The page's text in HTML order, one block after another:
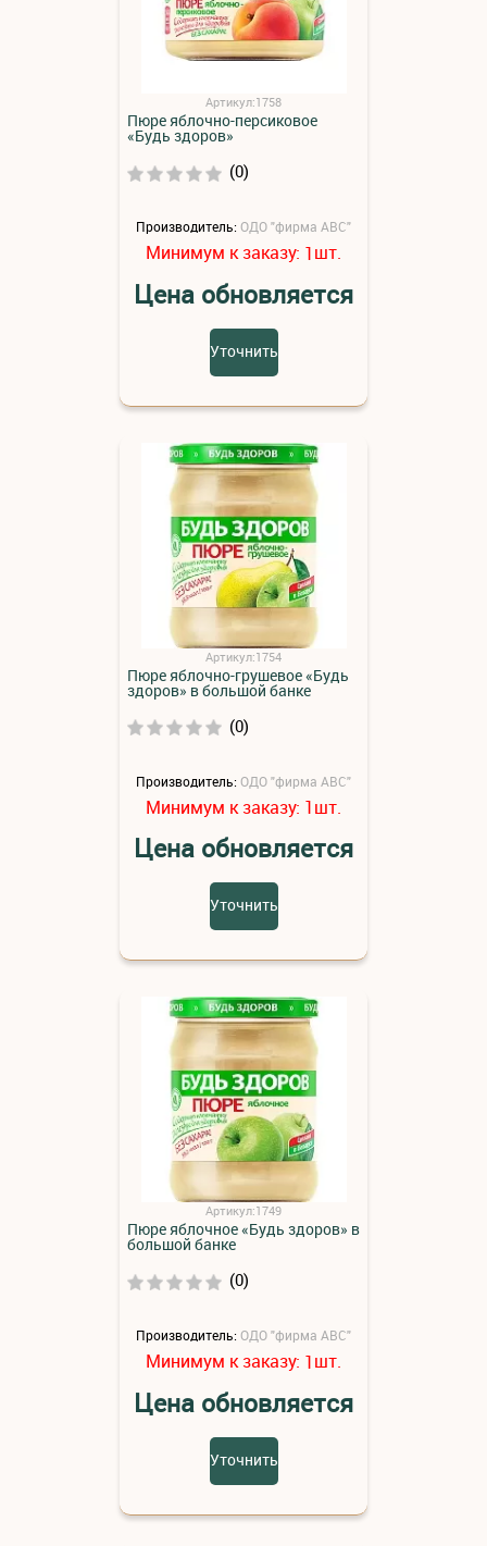
Артикул:1758
Пюре яблочно-персиковое
«Будь здоров»
(0)
Производитель:ОДО "фирма АВС"
Минимум к заказу: 1шт.
Цена обновляется
Уточнить
Артикул:1754
Пюре яблочно-грушевое «Будь
здоров» в большой банке
(0)
Производитель:ОДО "фирма АВС"
Минимум к заказу: 1шт.
Цена обновляется
Уточнить
Артикул:1749
Пюре яблочное «Будь здоров» в
большой банке
(0)
Производитель:ОДО "фирма АВС"
Минимум к заказу: 1шт.
Цена обновляется
Уточнить